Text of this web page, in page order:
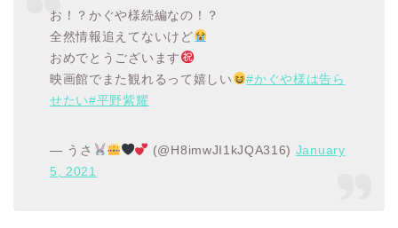
お！？かぐや様続編なの！？
全然情報追えてないけど
おめでとうございます
映画館でまた観れるって嬉しい
#かぐや様は告ら
せたい#平野紫耀
— うさ (@H8imwJI1kJQA316) January
5, 2021